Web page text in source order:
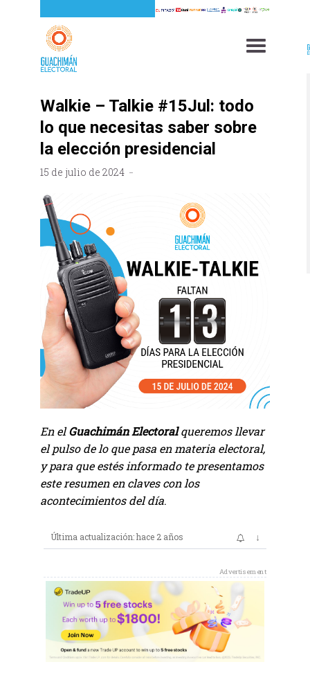
Walkie – Talkie #15Jul: todo
lo que necesitas saber sobre
la elección presidencial
15 de julio de 2024
En elGuachimán Electoralqueremos llevar
el pulso de lo que pasa en materia electoral,
y para que estés informado te presentamos
este resumen en claves con los
acontecimientos del día.
Última actualización: hace 2 años ↓
Advertisement